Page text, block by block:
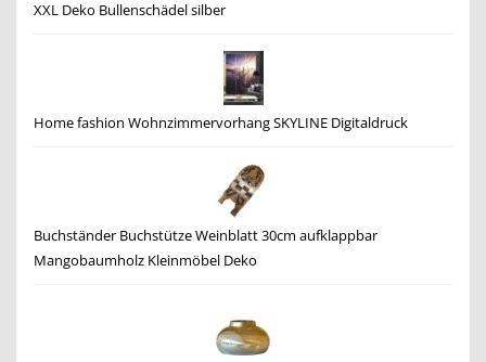
XXL Deko Bullenschädel silber
Home fashion Wohnzimmervorhang SKYLINE Digitaldruck
Buchständer Buchstütze Weinblatt 30cm aufklappbar
Mangobaumholz Kleinmöbel Deko